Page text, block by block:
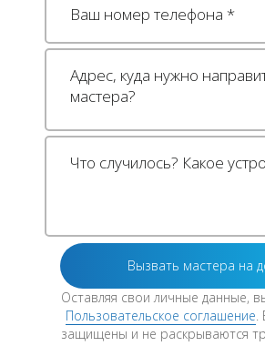
Оставляя свои личные данные,
Пользовательское соглашение.
защищены и не раскрываются